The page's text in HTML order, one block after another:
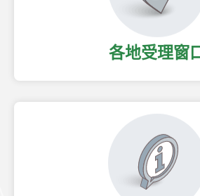
各地受理窗